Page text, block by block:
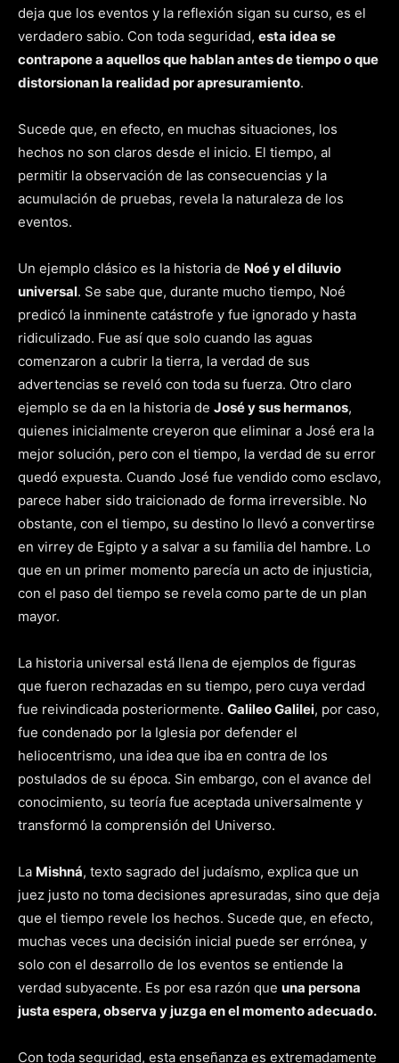
deja que los eventos y la reflexión sigan su curso, es el
verdadero sabio. Con toda seguridad, esta idea se
contrapone a aquellos que hablan antes de tiempo o que
distorsionan la realidad por apresuramiento.
Sucede que, en efecto, en muchas situaciones, los
hechos no son claros desde el inicio. El tiempo, al
permitir la observación de las consecuencias y la
acumulación de pruebas, revela la naturaleza de los
eventos.
Un ejemplo clásico es la historia de Noé y el diluvio
universal. Se sabe que, durante mucho tiempo, Noé
predicó la inminente catástrofe y fue ignorado y hasta
ridiculizado. Fue así que solo cuando las aguas
comenzaron a cubrir la tierra, la verdad de sus
advertencias se reveló con toda su fuerza. Otro claro
ejemplo se da en la historia de José y sus hermanos,
quienes inicialmente creyeron que eliminar a José era la
mejor solución, pero con el tiempo, la verdad de su error
quedó expuesta. Cuando José fue vendido como esclavo,
parece haber sido traicionado de forma irreversible. No
obstante, con el tiempo, su destino lo llevó a convertirse
en virrey de Egipto y a salvar a su familia del hambre. Lo
que en un primer momento parecía un acto de injusticia,
con el paso del tiempo se revela como parte de un plan
mayor.
La historia universal está llena de ejemplos de figuras
que fueron rechazadas en su tiempo, pero cuya verdad
fue reivindicada posteriormente. Galileo Galilei, por caso,
fue condenado por la Iglesia por defender el
heliocentrismo, una idea que iba en contra de los
postulados de su época. Sin embargo, con el avance del
conocimiento, su teoría fue aceptada universalmente y
transformó la comprensión del Universo.
La Mishná, texto sagrado del judaísmo, explica que un
juez justo no toma decisiones apresuradas, sino que deja
que el tiempo revele los hechos. Sucede que, en efecto,
muchas veces una decisión inicial puede ser errónea, y
solo con el desarrollo de los eventos se entiende la
verdad subyacente. Es por esa razón que una persona
justa espera, observa y juzga en el momento adecuado.
Con toda seguridad, esta enseñanza es extremadamente